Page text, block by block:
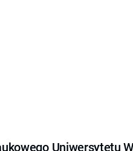
Uniwersytetu